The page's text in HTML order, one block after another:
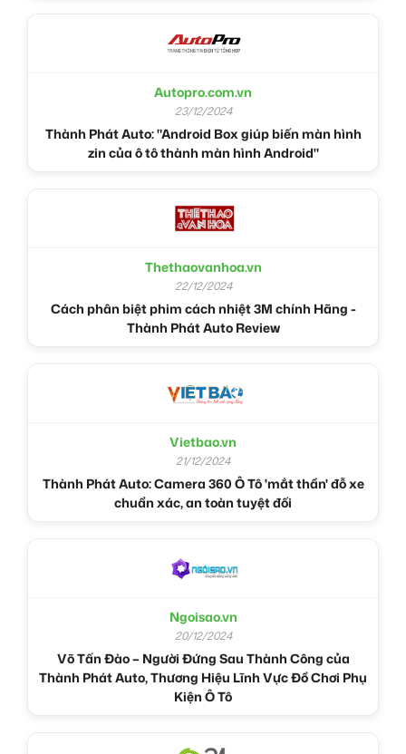
Autopro.com.vn
23/12/2024
Thành Phát Auto: "Android Box giúp biến màn hình
zin của ô tô thành màn hình Android"
Thethaovanhoa.vn
22/12/2024
Cách phân biệt phim cách nhiệt 3M chính Hãng -
Thành Phát Auto Review
Vietbao.vn
21/12/2024
Thành Phát Auto: Camera 360 Ô Tô 'mắt thần' đỗ xe
chuẩn xác, an toàn tuyệt đối
Ngoisao.vn
20/12/2024
Võ Tấn Đào – Người Đứng Sau Thành Công của
Thành Phát Auto, Thương Hiệu Lĩnh Vực Đồ Chơi Phụ
Kiện Ô Tô